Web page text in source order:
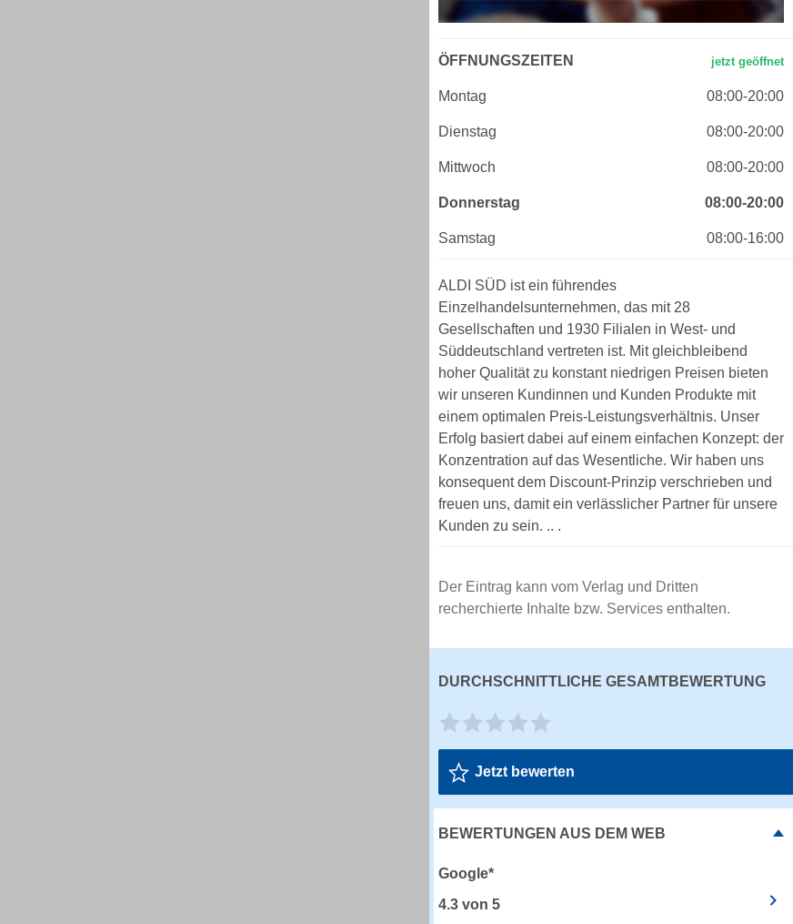
ÖFFNUNGSZEITEN
Montag 08:00-20:00
Dienstag 08:00-20:00
Mittwoch 08:00-20:00
Donnerstag 08:00-20:00
Samstag 08:00-16:00
ALDI SÜD ist ein führendes
Einzelhandelsunternehmen, das mit 28
Gesellschaften und 1930 Filialen in West- und
Süddeutschland vertreten ist. Mit gleichbleibend
hoher Qualität zu konstant niedrigen Preisen bieten
wir unseren Kundinnen und Kunden Produkte mit
einem optimalen Preis-Leistungsverhältnis. Unser
Erfolg basiert dabei auf einem einfachen Konzept: der
Konzentration auf das Wesentliche. Wir haben uns
konsequent dem Discount-Prinzip verschrieben und
freuen uns, damit ein verlässlicher Partner für unsere
Kunden zu sein. .. .
Der Eintrag kann vom Verlag und Dritten
recherchierte Inhalte bzw. Services enthalten.
DURCHSCHNITTLICHE GESAMTBEWERTUNG
Jetzt bewerten
BEWERTUNGEN AUS DEM WEB
Google*
4.3 von 5